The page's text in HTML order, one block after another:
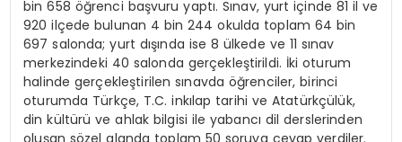
bin 658 öğrenci başvuru yaptı. Sınav, yurt içinde 81 il ve
920 ilçede bulunan 4 bin 244 okulda toplam 64 bin
697 salonda; yurt dışında ise 8 ülkede ve 11 sınav
merkezindeki 40 salonda gerçekleştirildi. İki oturum
halinde gerçekleştirilen sınavda öğrenciler, birinci
oturumda Türkçe, T.C. inkılap tarihi ve Atatürkçülük,
din kültürü ve ahlak bilgisi ile yabancı dil derslerinden
oluşan sözel alanda toplam 50 soruya cevap verdiler.